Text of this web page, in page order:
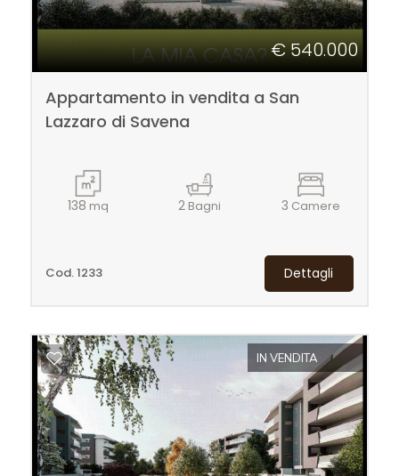
€ 540.000
Appartamento in vendita a San
Lazzaro di Savena
138 mq 2Bagni 3 Camere
Cod. 1233 Dettagli
IN VENDITA
Nuova costruzione
Lusso